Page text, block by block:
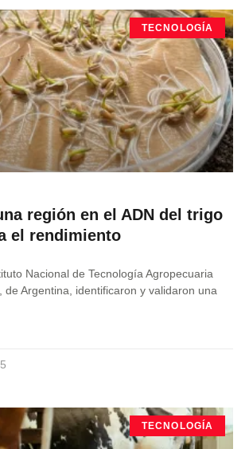
TECNOLOGÍA
región en el ADN del trigo
el rendimiento
Nacional de Tecnología Agropecuaria
de Argentina, identificaron y validaron una
TECNOLOGÍA